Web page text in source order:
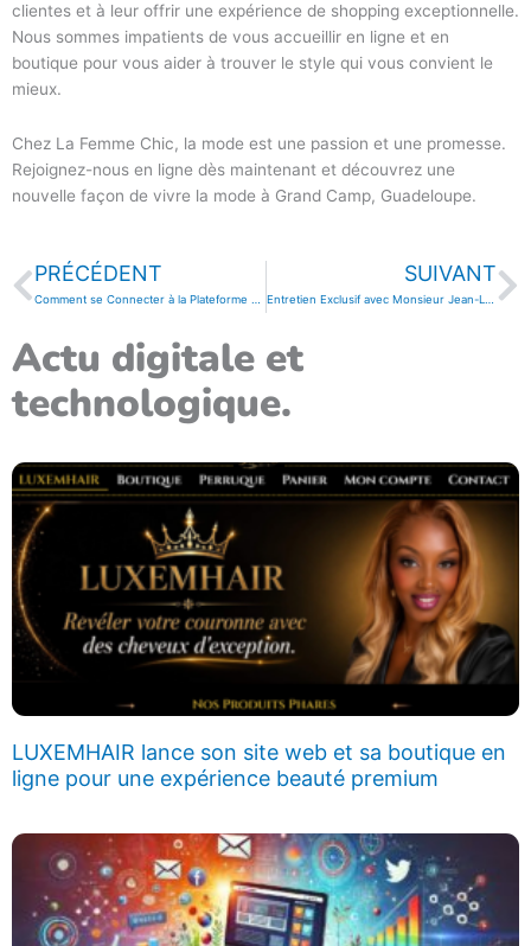
clientes et à leur offrir une expérience de shopping exceptionnelle.
Nous sommes impatients de vous accueillir en ligne et en
boutique pour vous aider à trouver le style qui vous convient le
mieux.
Chez La Femme Chic, la mode est une passion et une promesse.
Rejoignez-nous en ligne dès maintenant et découvrez une
nouvelle façon de vivre la mode à Grand Camp, Guadeloupe.
Précédent
PRÉCÉDENT SUIVANT
Actu digitale et
technologique.
LUXEMHAIR lance son site web et sa boutique en
ligne pour une expérience beauté premium